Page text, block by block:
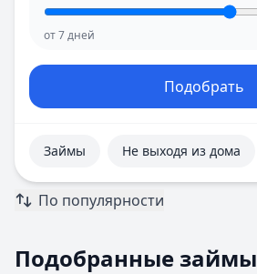
от7дней
Подобрать
Займы Не выходя из дома
По популярности
Подобранные займы